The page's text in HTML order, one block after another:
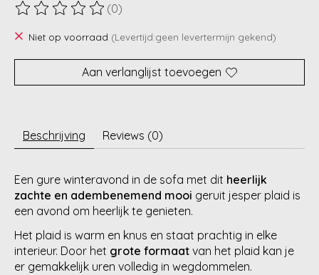
De beoordeling van dit product is
(0)
Niet op voorraad (Levertijd:geen levertermijn gekend)
Aan verlanglijst toevoegen
Beschrijving Reviews (0)
Een gure winteravond in de sofa met dit heerlijk
zachte en adembenemend mooi geruit jesper plaid is
een avond om heerlijk te genieten.
Het plaid is warm en knus en staat prachtig in elke
interieur. Door het grote formaat van het plaid kan je
er gemakkelijk uren volledig in wegdommelen.